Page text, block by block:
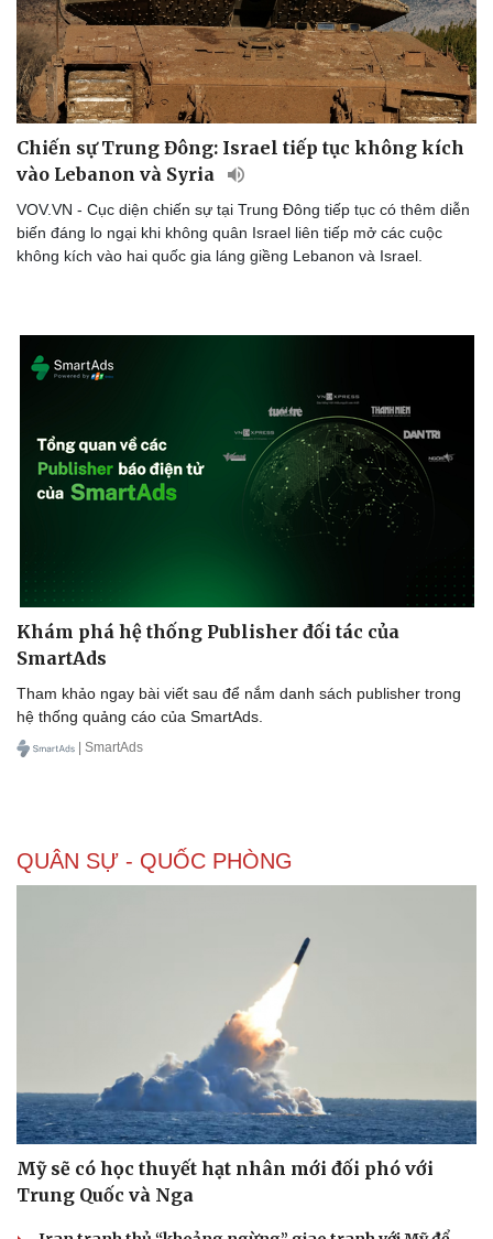
Chiến sự Trung Đông: Israel tiếp tục không kích
vào Lebanon và Syria
VOV.VN - Cục diện chiến sự tại Trung Đông tiếp tục có thêm diễn
biến đáng lo ngại khi không quân Israel liên tiếp mở các cuộc
không kích vào hai quốc gia láng giềng Lebanon và Israel.
Khám phá hệ thống Publisher đối tác của
SmartAds
Tham khảo ngay bài viết sau để nắm danh sách publisher trong
hệ thống quảng cáo của SmartAds.
| SmartAds
QUÂN SỰ - QUỐC PHÒNG
Mỹ sẽ có học thuyết hạt nhân mới đối phó với
Trung Quốc và Nga